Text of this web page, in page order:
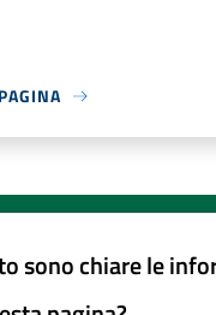
sono chiare le